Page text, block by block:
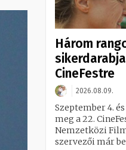
Három
CineFestre
2026.08.09.
Szeptember 4.
meg a 22.
Nemzetközi
szervezői már